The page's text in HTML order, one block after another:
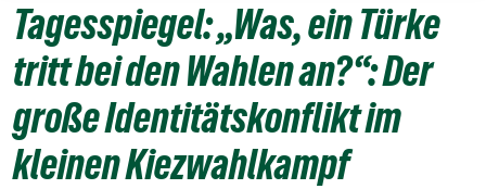
Tagesspiegel: „Was, ein Türke
tritt bei den Wahlen an?“: Der
große Identitätskonflikt im
kleinen Kiezwahlkampf